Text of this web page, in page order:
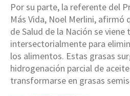
Por su parte, la referente del
Más Vida, Noel Merlini, afirmó
de Salud de la Nación se viene
intersectorialmente para
los alimentos. Estas grasas
hidrogenación parcial de
transformarse en grasas